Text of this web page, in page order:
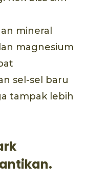
mineral
magnesium
sel-sel baru
tampak lebih